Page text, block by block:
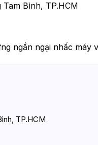
Bình, TP.HCM
ngần ngại nhấc máy
TP.HCM